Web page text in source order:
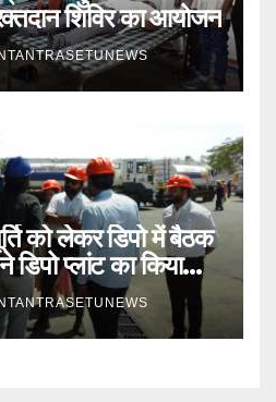
शिविर का आयोजन
को लेकर डिपो में बैठक
प्लांट का किया